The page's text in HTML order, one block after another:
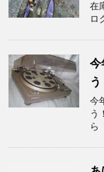
在
ロ
今
今
う
ら